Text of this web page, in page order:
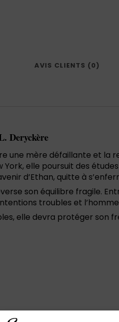
AVIS CLIENTS (0)
Deryckère
une mère défaillante et la
elle poursuit des
d’Ethan, quitte à
son équilibre fragile.
troubles et l’homme
elle devra protéger son